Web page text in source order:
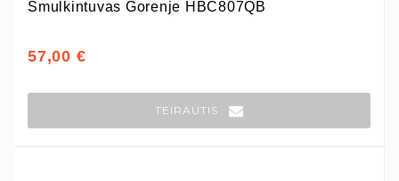
Smulkintuvas Gorenje HBC807QB
57,00 €
TEIRAUTIS